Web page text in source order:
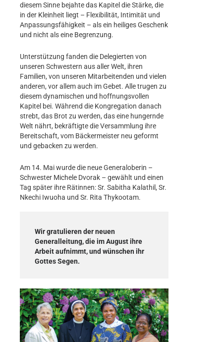
diesem Sinne bejahte das Kapitel die Stärke, die
in der Kleinheit liegt – Flexibilität, Intimität und
Anpassungsfähigkeit – als ein heiliges Geschenk
und nicht als eine Begrenzung.
Unterstützung fanden die Delegierten von
unseren Schwestern aus aller Welt, ihren
Familien, von unseren Mitarbeitenden und vielen
anderen, vor allem auch im Gebet. Alle trugen zu
diesem dynamischen und hoffnungsvollen
Kapitel bei. Während die Kongregation danach
strebt, das Brot zu werden, das eine hungernde
Welt nährt, bekräftigte die Versammlung ihre
Bereitschaft, vom Bäckermeister neu geformt
und gebacken zu werden.
Am 14. Mai wurde die neue Generaloberin –
Schwester Michele Dvorak – gewählt und einen
Tag später ihre Rätinnen: Sr. Sabitha Kalathil, Sr.
Nkechi Iwuoha und Sr. Rita Thykootam.
Wir gratulieren der neuen
Generalleitung, die im August ihre
Arbeit aufnimmt, und wünschen ihr
Gottes Segen.